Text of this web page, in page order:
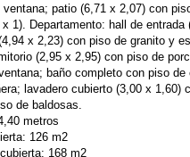
ventana; patio (6,71 x 2,07) con
1). Departamento: hall de
x 2,23) con piso de granito y
(2,95 x 2,95) con piso de
baño completo con piso
lavadero cubierto (3,00 x 1,60)
de baldosas.
metros
126 m2
168 m2